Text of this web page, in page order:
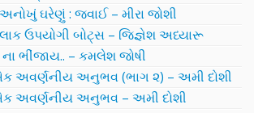
ઘરેણું : જવાઈ – મીરા જોશી
ઉપયોગી બોટ્સ – જિજ્ઞેશ અધ્યારૂ
ભીંજાય.. – કમલેશ જોષી
એક અવર્ણનીય અનુભવ (ભાગ ૨) – અમી દોશી
એક અવર્ણનીય અનુભવ – અમી દોશી